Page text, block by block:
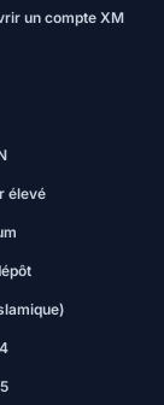
un compte XM
élevé